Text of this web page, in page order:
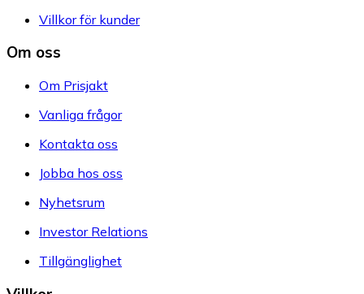
Villkor för kunder
Om oss
Om Prisjakt
Vanliga frågor
Kontakta oss
Jobba hos oss
Nyhetsrum
Investor Relations
Tillgänglighet